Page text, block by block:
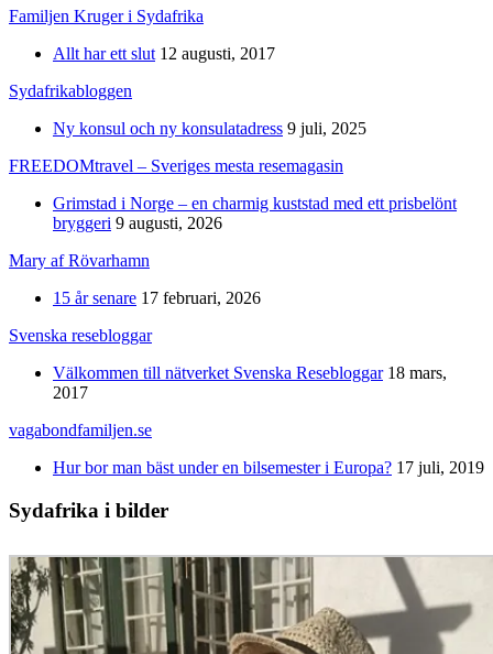
Familjen Kruger i Sydafrika
Allt har ett slut 12 augusti, 2017
Sydafrikabloggen
Ny konsul och ny konsulatadress 9 juli, 2025
FREEDOMtravel – Sveriges mesta resemagasin
Grimstad i Norge – en charmig kuststad med ett prisbelönt
bryggeri 9 augusti, 2026
Mary af Rövarhamn
15 år senare 17 februari, 2026
Svenska resebloggar
Välkommen till nätverket Svenska Resebloggar 18 mars,
2017
vagabondfamiljen.se
Hur bor man bäst under en bilsemester i Europa? 17 juli, 2019
Sydafrika i bilder